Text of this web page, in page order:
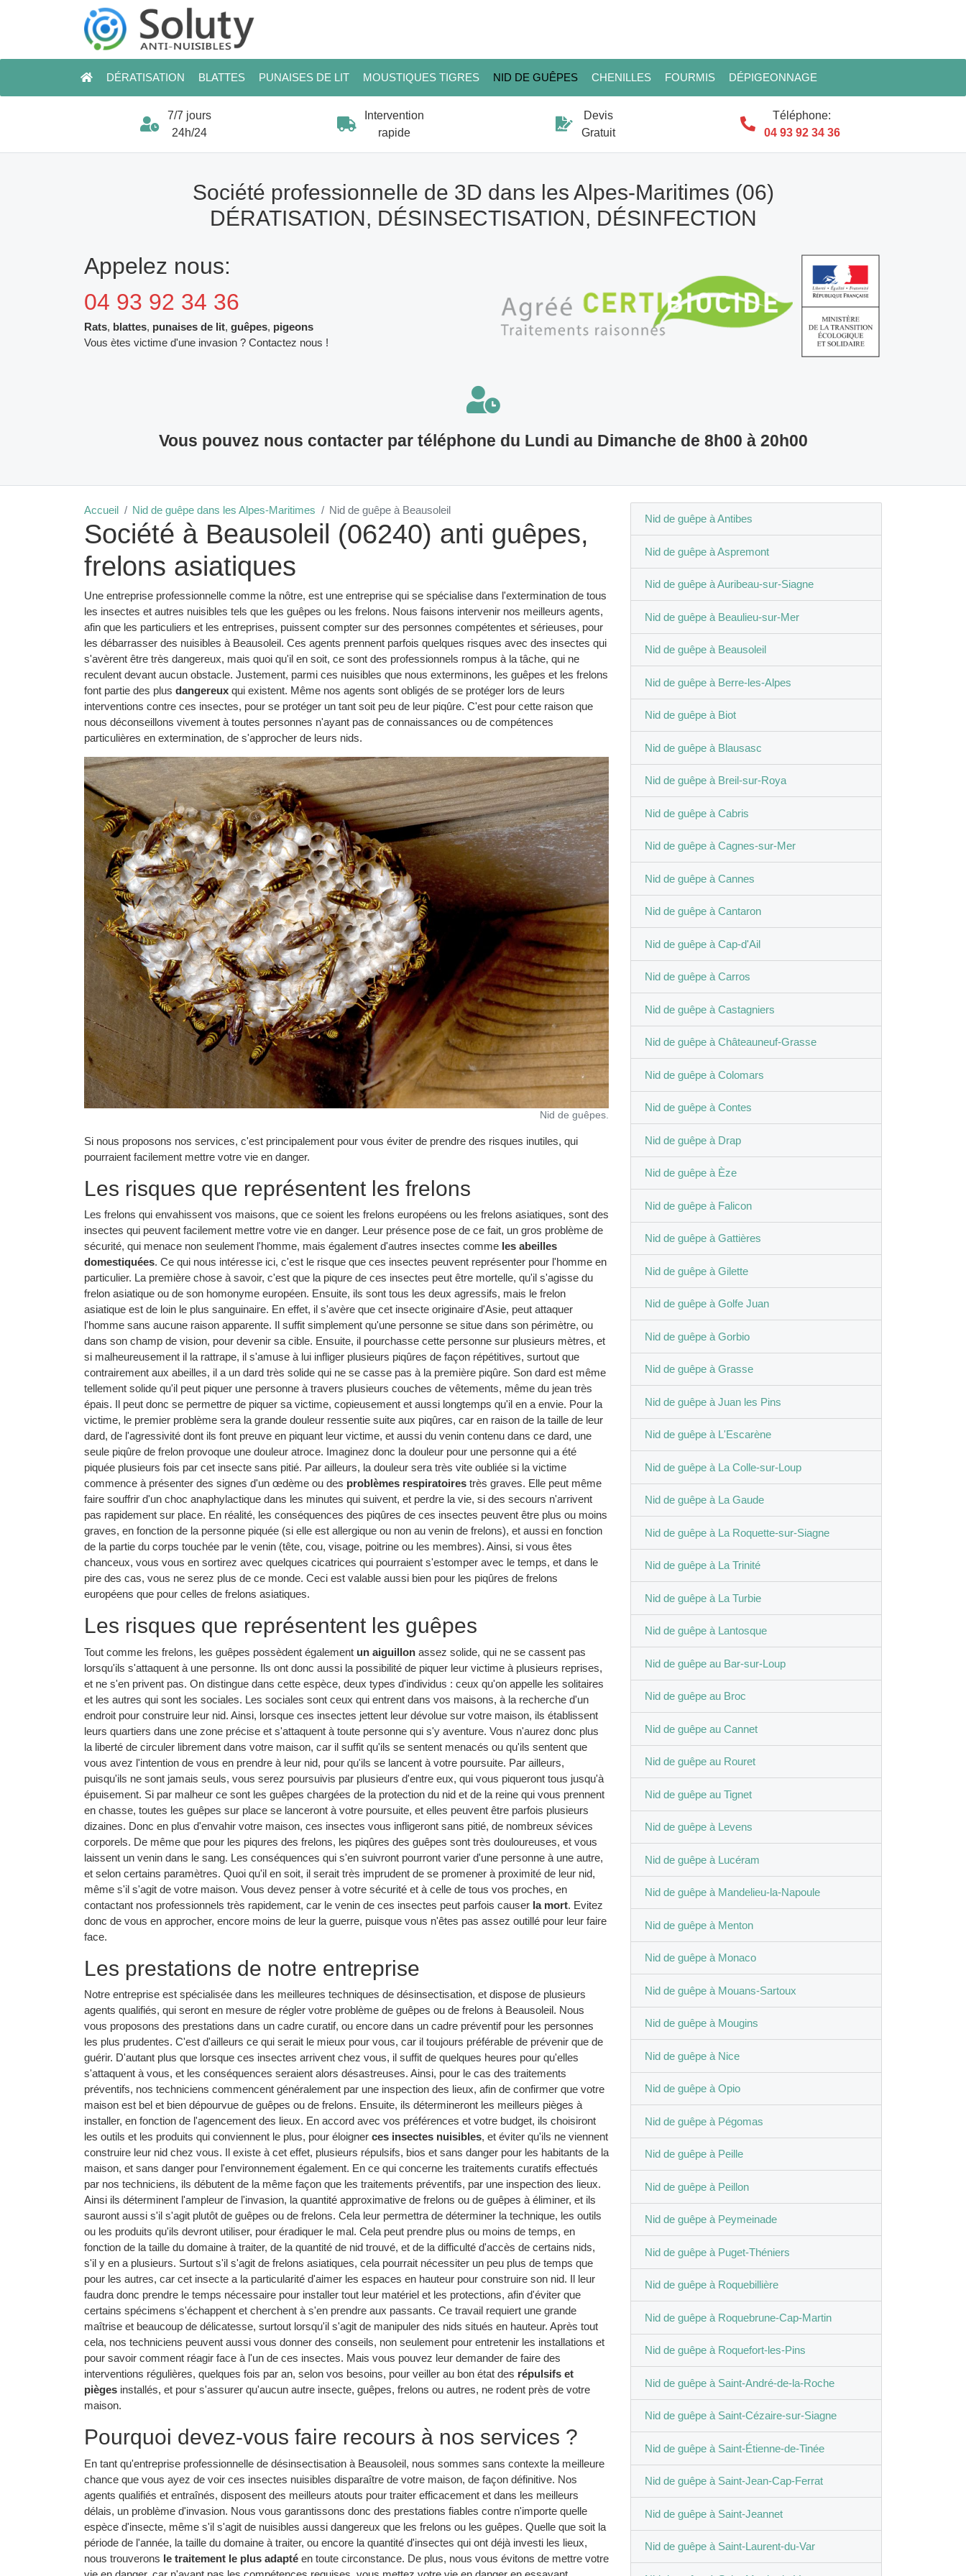
DÉRATISATION BLATTES PUNAISES DE LIT MOUSTIQUES TIGRES NID DE GUÊPES CHENILLES FOURMIS DÉPIGEONNAGE
7/7 jours
24h/24
Intervention
rapide
Devis
Gratuit
Téléphone:
04 93 92 34 36
Société professionnelle de 3D dans les Alpes-Maritimes (06)
DÉRATISATION, DÉSINSECTISATION, DÉSINFECTION
Appelez nous:
04 93 92 34 36
Rats, blattes, punaises de lit, guêpes, pigeons
Vous ètes victime d'une invasion ? Contactez nous !
Vous pouvez nous contacter par téléphone du Lundi au Dimanche de 8h00 à 20h00
Accueil Nid de guêpe dans les Alpes-Maritimes Nid de guêpe à Beausoleil
Société à Beausoleil (06240) anti guêpes,
frelons asiatiques
Une entreprise professionnelle comme la nôtre, est une entreprise qui se spécialise dans l'extermination de tous
les insectes et autres nuisibles tels que les guêpes ou les frelons. Nous faisons intervenir nos meilleurs agents,
afin que les particuliers et les entreprises, puissent compter sur des personnes compétentes et sérieuses, pour
les débarrasser des nuisibles à Beausoleil. Ces agents prennent parfois quelques risques avec des insectes qui
s'avèrent être très dangereux, mais quoi qu'il en soit, ce sont des professionnels rompus à la tâche, qui ne
reculent devant aucun obstacle. Justement, parmi ces nuisibles que nous exterminons, les guêpes et les frelons
font partie des plus dangereux qui existent. Même nos agents sont obligés de se protéger lors de leurs
interventions contre ces insectes, pour se protéger un tant soit peu de leur piqûre. C'est pour cette raison que
nous déconseillons vivement à toutes personnes n'ayant pas de connaissances ou de compétences
particulières en extermination, de s'approcher de leurs nids.
Nid de guêpes.
Si nous proposons nos services, c'est principalement pour vous éviter de prendre des risques inutiles, qui
pourraient facilement mettre votre vie en danger.
Les risques que représentent les frelons
Les frelons qui envahissent vos maisons, que ce soient les frelons européens ou les frelons asiatiques, sont des
insectes qui peuvent facilement mettre votre vie en danger. Leur présence pose de ce fait, un gros problème de
sécurité, qui menace non seulement l'homme, mais également d'autres insectes comme les abeilles
domestiquées. Ce qui nous intéresse ici, c'est le risque que ces insectes peuvent représenter pour l'homme en
particulier. La première chose à savoir, c'est que la piqure de ces insectes peut être mortelle, qu'il s'agisse du
frelon asiatique ou de son homonyme européen. Ensuite, ils sont tous les deux agressifs, mais le frelon
asiatique est de loin le plus sanguinaire. En effet, il s'avère que cet insecte originaire d'Asie, peut attaquer
l'homme sans aucune raison apparente. Il suffit simplement qu'une personne se situe dans son périmètre, ou
dans son champ de vision, pour devenir sa cible. Ensuite, il pourchasse cette personne sur plusieurs mètres, et
si malheureusement il la rattrape, il s'amuse à lui infliger plusieurs piqûres de façon répétitives, surtout que
contrairement aux abeilles, il a un dard très solide qui ne se casse pas à la première piqûre. Son dard est même
tellement solide qu'il peut piquer une personne à travers plusieurs couches de vêtements, même du jean très
épais. Il peut donc se permettre de piquer sa victime, copieusement et aussi longtemps qu'il en a envie. Pour la
victime, le premier problème sera la grande douleur ressentie suite aux piqûres, car en raison de la taille de leur
dard, de l'agressivité dont ils font preuve en piquant leur victime, et aussi du venin contenu dans ce dard, une
seule piqûre de frelon provoque une douleur atroce. Imaginez donc la douleur pour une personne qui a été
piquée plusieurs fois par cet insecte sans pitié. Par ailleurs, la douleur sera très vite oubliée si la victime
commence à présenter des signes d'un œdème ou des problèmes respiratoires très graves. Elle peut même
faire souffrir d'un choc anaphylactique dans les minutes qui suivent, et perdre la vie, si des secours n'arrivent
pas rapidement sur place. En réalité, les conséquences des piqûres de ces insectes peuvent être plus ou moins
graves, en fonction de la personne piquée (si elle est allergique ou non au venin de frelons), et aussi en fonction
de la partie du corps touchée par le venin (tête, cou, visage, poitrine ou les membres). Ainsi, si vous êtes
chanceux, vous vous en sortirez avec quelques cicatrices qui pourraient s'estomper avec le temps, et dans le
pire des cas, vous ne serez plus de ce monde. Ceci est valable aussi bien pour les piqûres de frelons
européens que pour celles de frelons asiatiques.
Les risques que représentent les guêpes
Tout comme les frelons, les guêpes possèdent également un aiguillon assez solide, qui ne se cassent pas
lorsqu'ils s'attaquent à une personne. Ils ont donc aussi la possibilité de piquer leur victime à plusieurs reprises,
et ne s'en privent pas. On distingue dans cette espèce, deux types d'individus : ceux qu'on appelle les solitaires
et les autres qui sont les sociales. Les sociales sont ceux qui entrent dans vos maisons, à la recherche d'un
endroit pour construire leur nid. Ainsi, lorsque ces insectes jettent leur dévolue sur votre maison, ils établissent
leurs quartiers dans une zone précise et s'attaquent à toute personne qui s'y aventure. Vous n'aurez donc plus
la liberté de circuler librement dans votre maison, car il suffit qu'ils se sentent menacés ou qu'ils sentent que
vous avez l'intention de vous en prendre à leur nid, pour qu'ils se lancent à votre poursuite. Par ailleurs,
puisqu'ils ne sont jamais seuls, vous serez poursuivis par plusieurs d'entre eux, qui vous piqueront tous jusqu'à
épuisement. Si par malheur ce sont les guêpes chargées de la protection du nid et de la reine qui vous prennent
en chasse, toutes les guêpes sur place se lanceront à votre poursuite, et elles peuvent être parfois plusieurs
dizaines. Donc en plus d'envahir votre maison, ces insectes vous infligeront sans pitié, de nombreux sévices
corporels. De même que pour les piqures des frelons, les piqûres des guêpes sont très douloureuses, et vous
laissent un venin dans le sang. Les conséquences qui s'en suivront pourront varier d'une personne à une autre,
et selon certains paramètres. Quoi qu'il en soit, il serait très imprudent de se promener à proximité de leur nid,
même s'il s'agit de votre maison. Vous devez penser à votre sécurité et à celle de tous vos proches, en
contactant nos professionnels très rapidement, car le venin de ces insectes peut parfois causer la mort. Evitez
donc de vous en approcher, encore moins de leur la guerre, puisque vous n'êtes pas assez outillé pour leur faire
face.
Les prestations de notre entreprise
Notre entreprise est spécialisée dans les meilleures techniques de désinsectisation, et dispose de plusieurs
agents qualifiés, qui seront en mesure de régler votre problème de guêpes ou de frelons à Beausoleil. Nous
vous proposons des prestations dans un cadre curatif, ou encore dans un cadre préventif pour les personnes
les plus prudentes. C'est d'ailleurs ce qui serait le mieux pour vous, car il toujours préférable de prévenir que de
guérir. D'autant plus que lorsque ces insectes arrivent chez vous, il suffit de quelques heures pour qu'elles
s'attaquent à vous, et les conséquences seraient alors désastreuses. Ainsi, pour le cas des traitements
préventifs, nos techniciens commencent généralement par une inspection des lieux, afin de confirmer que votre
maison est bel et bien dépourvue de guêpes ou de frelons. Ensuite, ils détermineront les meilleurs pièges à
installer, en fonction de l'agencement des lieux. En accord avec vos préférences et votre budget, ils choisiront
les outils et les produits qui conviennent le plus, pour éloigner ces insectes nuisibles, et éviter qu'ils ne viennent
construire leur nid chez vous. Il existe à cet effet, plusieurs répulsifs, bios et sans danger pour les habitants de la
maison, et sans danger pour l'environnement également. En ce qui concerne les traitements curatifs effectués
par nos techniciens, ils débutent de la même façon que les traitements préventifs, par une inspection des lieux.
Ainsi ils déterminent l'ampleur de l'invasion, la quantité approximative de frelons ou de guêpes à éliminer, et ils
sauront aussi s'il s'agit plutôt de guêpes ou de frelons. Cela leur permettra de déterminer la technique, les outils
ou les produits qu'ils devront utiliser, pour éradiquer le mal. Cela peut prendre plus ou moins de temps, en
fonction de la taille du domaine à traiter, de la quantité de nid trouvé, et de la difficulté d'accès de certains nids,
s'il y en a plusieurs. Surtout s'il s'agit de frelons asiatiques, cela pourrait nécessiter un peu plus de temps que
pour les autres, car cet insecte a la particularité d'aimer les espaces en hauteur pour construire son nid. Il leur
faudra donc prendre le temps nécessaire pour installer tout leur matériel et les protections, afin d'éviter que
certains spécimens s'échappent et cherchent à s'en prendre aux passants. Ce travail requiert une grande
maîtrise et beaucoup de délicatesse, surtout lorsqu'il s'agit de manipuler des nids situés en hauteur. Après tout
cela, nos techniciens peuvent aussi vous donner des conseils, non seulement pour entretenir les installations et
pour savoir comment réagir face à l'un de ces insectes. Mais vous pouvez leur demander de faire des
interventions régulières, quelques fois par an, selon vos besoins, pour veiller au bon état des répulsifs et
pièges installés, et pour s'assurer qu'aucun autre insecte, guêpes, frelons ou autres, ne rodent près de votre
maison.
Pourquoi devez-vous faire recours à nos services ?
En tant qu'entreprise professionnelle de désinsectisation à Beausoleil, nous sommes sans contexte la meilleure
chance que vous ayez de voir ces insectes nuisibles disparaître de votre maison, de façon définitive. Nos
agents qualifiés et entraînés, disposent des meilleurs atouts pour traiter efficacement et dans les meilleurs
délais, un problème d'invasion. Nous vous garantissons donc des prestations fiables contre n'importe quelle
espèce d'insecte, même s'il s'agit de nuisibles aussi dangereux que les frelons ou les guêpes. Quelle que soit la
période de l'année, la taille du domaine à traiter, ou encore la quantité d'insectes qui ont déjà investi les lieux,
nous trouverons le traitement le plus adapté en toute circonstance. De plus, nous vous évitons de mettre votre
Nid de guêpe à Antibes
Nid de guêpe à Aspremont
Nid de guêpe à Auribeau-sur-Siagne
Nid de guêpe à Beaulieu-sur-Mer
Nid de guêpe à Beausoleil
Nid de guêpe à Berre-les-Alpes
Nid de guêpe à Biot
Nid de guêpe à Blausasc
Nid de guêpe à Breil-sur-Roya
Nid de guêpe à Cabris
Nid de guêpe à Cagnes-sur-Mer
Nid de guêpe à Cannes
Nid de guêpe à Cantaron
Nid de guêpe à Cap-d'Ail
Nid de guêpe à Carros
Nid de guêpe à Castagniers
Nid de guêpe à Châteauneuf-Grasse
Nid de guêpe à Colomars
Nid de guêpe à Contes
Nid de guêpe à Drap
Nid de guêpe à Èze
Nid de guêpe à Falicon
Nid de guêpe à Gattières
Nid de guêpe à Gilette
Nid de guêpe à Golfe Juan
Nid de guêpe à Gorbio
Nid de guêpe à Grasse
Nid de guêpe à Juan les Pins
Nid de guêpe à L'Escarène
Nid de guêpe à La Colle-sur-Loup
Nid de guêpe à La Gaude
Nid de guêpe à La Roquette-sur-Siagne
Nid de guêpe à La Trinité
Nid de guêpe à La Turbie
Nid de guêpe à Lantosque
Nid de guêpe au Bar-sur-Loup
Nid de guêpe au Broc
Nid de guêpe au Cannet
Nid de guêpe au Rouret
Nid de guêpe au Tignet
Nid de guêpe à Levens
Nid de guêpe à Lucéram
Nid de guêpe à Mandelieu-la-Napoule
Nid de guêpe à Menton
Nid de guêpe à Monaco
Nid de guêpe à Mouans-Sartoux
Nid de guêpe à Mougins
Nid de guêpe à Nice
Nid de guêpe à Opio
Nid de guêpe à Pégomas
Nid de guêpe à Peille
Nid de guêpe à Peillon
Nid de guêpe à Peymeinade
Nid de guêpe à Puget-Théniers
Nid de guêpe à Roquebillière
Nid de guêpe à Roquebrune-Cap-Martin
Nid de guêpe à Roquefort-les-Pins
Nid de guêpe à Saint-André-de-la-Roche
Nid de guêpe à Saint-Cézaire-sur-Siagne
Nid de guêpe à Saint-Étienne-de-Tinée
Nid de guêpe à Saint-Jean-Cap-Ferrat
Nid de guêpe à Saint-Jeannet
Nid de guêpe à Saint-Laurent-du-Var